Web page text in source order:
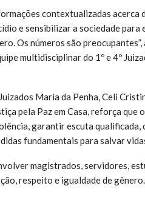
contextualizadas acerca
e sensibilizar a sociedade para
Os números são
multidisciplinar do 1º e 4º
Maria da Penha, Celi
pela Paz em Casa, reforça que
garantir escuta qualificada,
fundamentais para salvar
magistrados, servidores,
respeito e igualdade de gênero.